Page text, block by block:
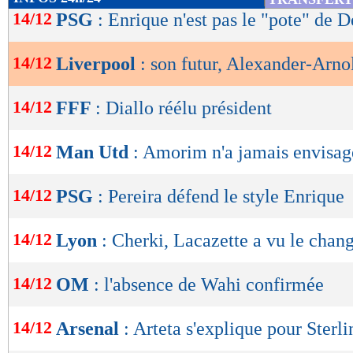
de
OK
14/12 PSG : Enrique n'est pas le "pote" de
14/12 Liverpool : son futur, Alexander-
14/12 FFF : Diallo réélu président
14/12 Man Utd : Amorim n'a jamais
14/12 PSG : Pereira défend le style Enrique
14/12 Lyon : Cherki, Lacazette a vu le
14/12 OM : l'absence de Wahi confirmée
14/12 Arsenal : Arteta s'explique pour